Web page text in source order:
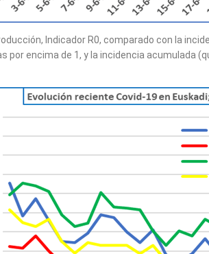
Indicador R0, comparado con la
por encima de 1, y la incidencia acumulada